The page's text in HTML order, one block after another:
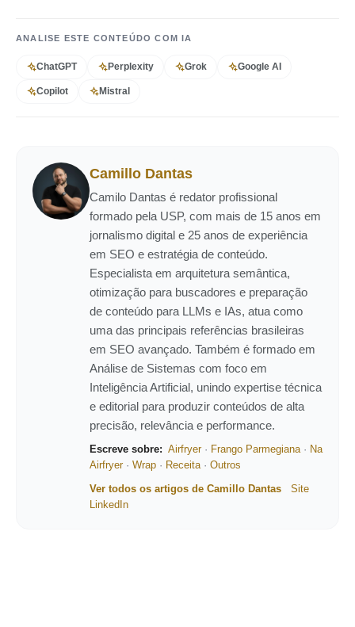
ANALISE ESTE CONTEÚDO COM IA
ChatGPT Perplexity Grok Google AI
Copilot Mistral
Camillo Dantas
Camilo Dantas é redator profissional
formado pela USP, com mais de 15 anos em
jornalismo digital e 25 anos de experiência
em SEO e estratégia de conteúdo.
Especialista em arquitetura semântica,
otimização para buscadores e preparação
de conteúdo para LLMs e IAs, atua como
uma das principais referências brasileiras
em SEO avançado. Também é formado em
Análise de Sistemas com foco em
Inteligência Artificial, unindo expertise técnica
e editorial para produzir conteúdos de alta
precisão, relevância e performance.
Escreve sobre: Airfryer· Frango Parmegiana· Na
Airfryer· Wrap · Receita· Outros
Ver todos os artigos de Camillo Dantas
Site
LinkedIn